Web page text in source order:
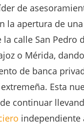
de
la apertura de
calle San Pedro
o Mérida,
de banca
Esta
continuar
independiente